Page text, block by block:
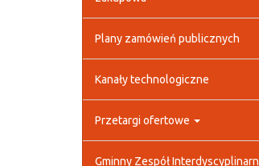
Plany zamówień publicznych
Kanały technologiczne
Przetargi ofertowe
Gminny Zespół